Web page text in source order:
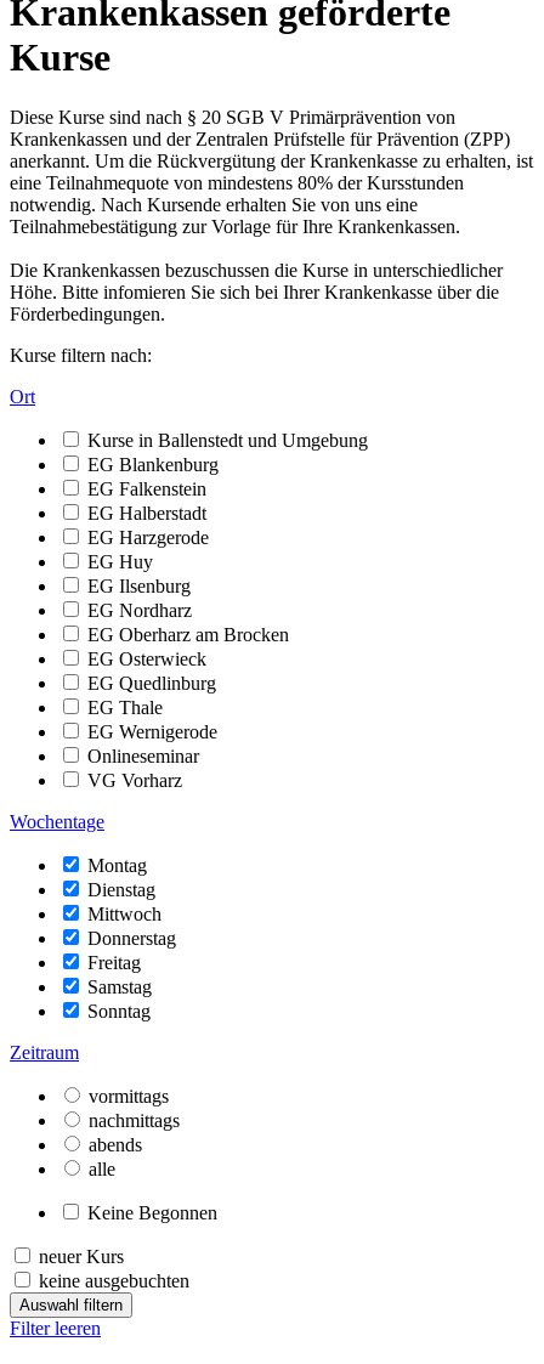
Krankenkassen geförderte
Kurse
Diese Kurse sind nach § 20 SGB V Primärprävention von
Krankenkassen und der Zentralen Prüfstelle für Prävention (ZPP)
anerkannt. Um die Rückvergütung der Krankenkasse zu erhalten, ist
eine Teilnahmequote von mindestens 80% der Kursstunden
notwendig. Nach Kursende erhalten Sie von uns eine
Teilnahmebestätigung zur Vorlage für Ihre Krankenkassen.
Die Krankenkassen bezuschussen die Kurse in unterschiedlicher
Höhe. Bitte infomieren Sie sich bei Ihrer Krankenkasse über die
Förderbedingungen.
Kurse filtern nach:
Ort
Kurse in Ballenstedt und Umgebung
EG Blankenburg
EG Falkenstein
EG Halberstadt
EG Harzgerode
EG Huy
EG Ilsenburg
EG Nordharz
EG Oberharz am Brocken
EG Osterwieck
EG Quedlinburg
EG Thale
EG Wernigerode
Onlineseminar
VG Vorharz
Wochentage
Montag
Dienstag
Mittwoch
Donnerstag
Freitag
Samstag
Sonntag
Zeitraum
vormittags
nachmittags
abends
alle
Keine Begonnen
neuer Kurs
keine ausgebuchten
Auswahl filtern
Filter leeren